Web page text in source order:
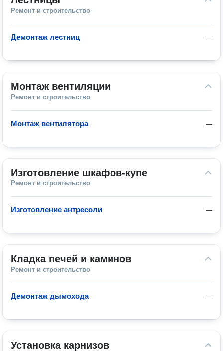
Ремонт и строительство
—
Демонтаж лестниц
Монтаж вентиляции
Ремонт и строительство
—
Монтаж вентилятора
Изготовление шкафов-купе
Ремонт и строительство
—
Изготовление антресоли
Кладка печей и каминов
Ремонт и строительство
—
Демонтаж дымохода
Установка карнизов